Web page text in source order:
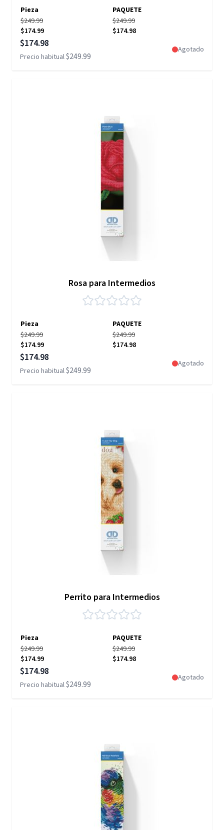
Pieza
PAQUETE
$249.99
$174.99
$249.99
$174.98
Precio especial
$174.98
Precio habitual$249.99
Agotado
Rosa para Intermedios
Pieza
PAQUETE
$249.99
$174.99
$249.99
$174.98
Precio especial
$174.98
Precio habitual$249.99
Agotado
Perrito para Intermedios
Pieza
PAQUETE
$249.99
$174.99
$249.99
$174.98
Precio especial
$174.98
Precio habitual$249.99
Agotado